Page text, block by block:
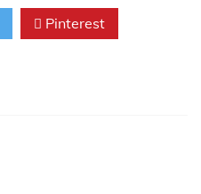
Pinterest